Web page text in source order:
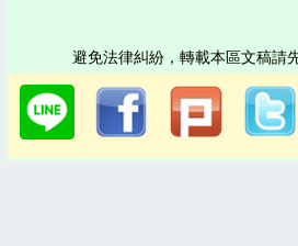
避免法律糾紛，轉載本區文稿請